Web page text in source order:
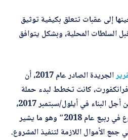
إلى عقبات تتعلق بكيفية توثيق
السلطات المحلية، وبشكل يتوافق
الجريدة الصادر عام 2017، أن
كانت تخطط لبدء حملة
تمويل جماعي لجمع الأموال من أجل البناء في أيلول/سبتمبر 2017،
كما توقع أن يبدأ تنفيذ المشروع في ربيع عام 2018″ وهو ما يشير
الأموال اللازمة لتنفيذ المشروع.